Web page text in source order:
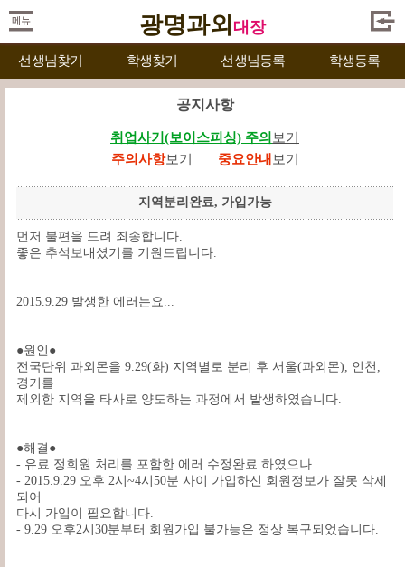
광명과외 대장
선생님찾기 학생찾기 선생님등록 학생등록
공지사항
취업사기(보이스피싱) 주의 보기
주의사항보기 중요안내 보기
지역분리완료, 가입가능
먼저 불편을 드려 죄송합니다.
좋은 추석보내셨기를 기원드립니다.
2015.9.29 발생한 에러는요...
●원인●
전국단위 과외몬을 9.29(화) 지역별로 분리 후 서울(과외몬), 인천,
경기를
제외한 지역을 타사로 양도하는 과정에서 발생하였습니다.
●해결●
- 유료 정회원 처리를 포함한 에러 수정완료 하였으나...
- 2015.9.29 오후 2시~4시50분 사이 가입하신 회원정보가 잘못 삭제
되어
다시 가입이 필요합니다.
- 9.29 오후2시30분부터 회원가입 불가능은 정상 복구되었습니다.